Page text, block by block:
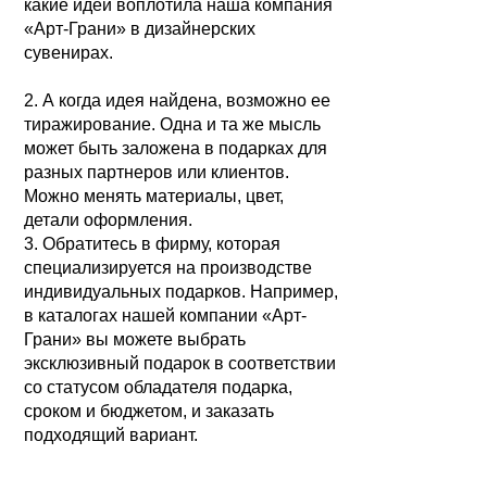
какие идеи воплотила наша компания
«Арт-Грани» в дизайнерских
сувенирах.
2. А когда идея найдена, возможно ее
тиражирование. Одна и та же мысль
может быть заложена в подарках для
разных партнеров или клиентов.
Можно менять материалы, цвет,
детали оформления.
3. Обратитесь в фирму, которая
специализируется на производстве
индивидуальных подарков. Например,
в каталогах нашей компании «Арт-
Грани» вы можете выбрать
эксклюзивный подарок в соответствии
со статусом обладателя подарка,
сроком и бюджетом, и заказать
подходящий вариант.